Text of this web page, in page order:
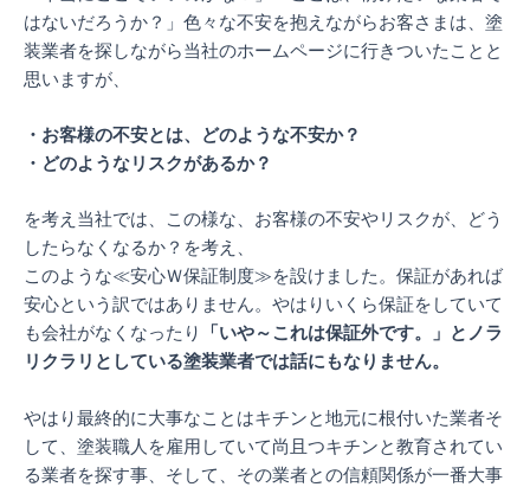
はないだろうか？」 色々な不安を抱えながらお客さまは、塗
装業者を探しながら当社のホームページに行きついたことと
思いますが、
・お客様の不安とは、どのような不安か？
・どのようなリスクがあるか？
を考え当社では、この様な、お客様の不安やリスクが、どう
したらなくなるか？を考え、
このような≪安心Ｗ保証制度≫を設けました。保証があれば
安心という訳ではありません。やはりいくら保証をしていて
も会社がなくなったり 「いや～これは保証外です。」とノラ
リクラリとしている塗装業者では話にもなりません。
やはり最終的に大事なことはキチンと地元に根付いた業者そ
して、塗装職人を雇用していて尚且つキチンと教育されてい
る業者を探す事、そして、その業者との信頼関係が一番大事